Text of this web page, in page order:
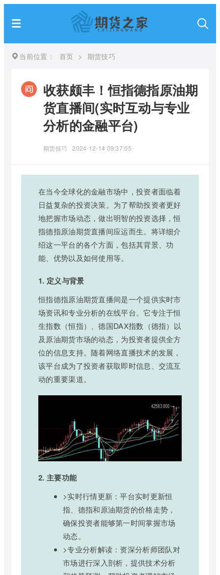
当前位置： 首页 > 期货技巧
收获颇丰！恒指德指原油期
货直播间(实时互动与专业
分析的金融平台)
期货技巧 2024-12-14 09:37:05
在当今全球化的金融市场中，投资者面临着
日益复杂的投资决策。为了帮助投资者更好
地把握市场动态，做出明智的投资选择，恒
指德指原油期货直播间应运而生。将详细介
绍这一平台的各个方面，包括其背景、功
能、优势以及如何使用等。
1. 定义与背景
恒指德指原油期货直播间是一个提供实时市
场资讯和专业分析的在线平台。它专注于恒
生指数（恒指）、德国DAX指数（德指）以
及原油期货市场的动态，为投资者提供全方
位的信息支持。随着网络直播技术的发展，
该平台成为了投资者获取即时信息、交流互
动的重要渠道。
2. 主要功能
>实时行情更新：平台实时更新恒
指、德指和原油期货的价格走势，
确保投资者能够第一时间掌握市场
动态。
>专业分析解读：资深分析师团队对
市场进行深入剖析，提供技术分析